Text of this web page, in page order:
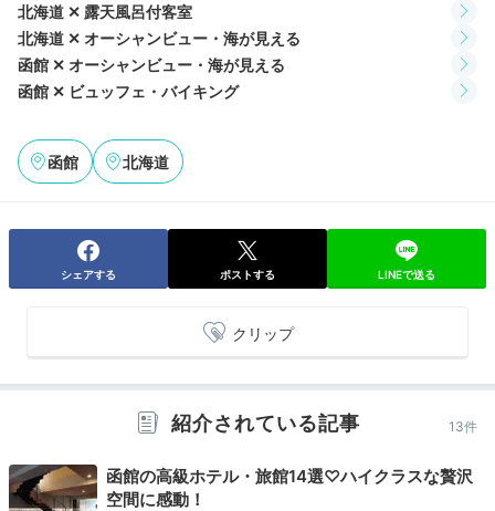
maromaro_mogumogu
お部屋で休憩した後、大浴場へ。中温サウナや高温サウナなど、サ
2日目
06:00
朝陽を浴びながら
北海道 ✕ 露天風呂付客室
北海道 ✕ オーシャンビュー・海が見える
函館 ✕ オーシャンビュー・海が見える
函館 ✕ ビュッフェ・バイキング
函館 北海道
シェアする ポストする LINEで送る
クリップ
紹介されている記事 13件
函館の高級ホテル・旅館14選♡ハイクラスな贅沢
空間に感動！